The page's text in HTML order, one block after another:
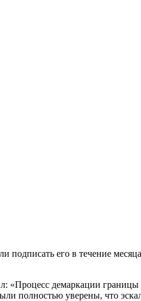
его в течение
«Процесс демаркации
полностью уверены, что